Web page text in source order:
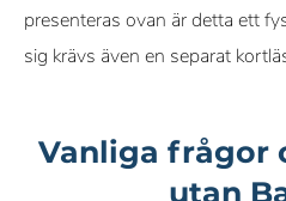
presenteras ovan är detta ett
sig krävs även en separat
Vanliga frågor
utan